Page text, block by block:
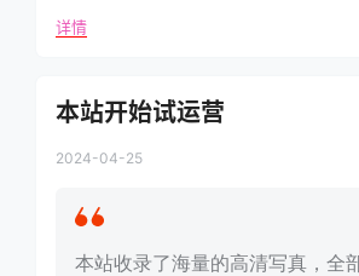
详情
本站开始试运营
2024-04-25
本站收录了海量的高清写真，全